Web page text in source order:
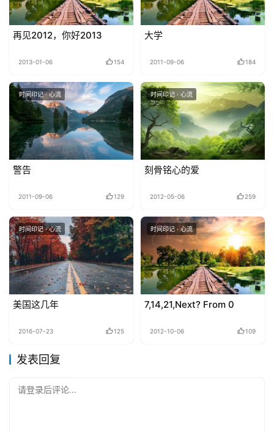
再见2012，你好2013
2013-01-06 154
大学
2011-09-06 184
时间印记 · 心流
警告
2011-09-06 129
时间印记 · 心流
刻骨铭心的爱
2012-05-06 259
时间印记 · 心流
美国这几年
2016-07-23 125
时间印记 · 心流
7,14,21,Next? From 0
2012-10-06 109
发表回复
请登录后评论...